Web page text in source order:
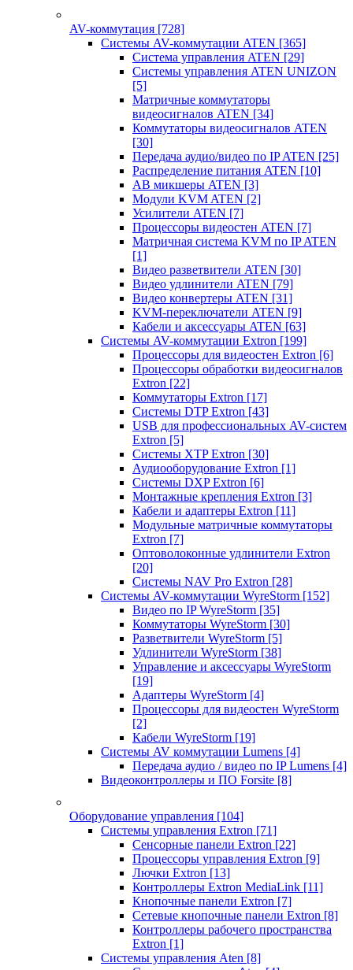
AV-коммутация [728]
Системы AV-коммутации ATEN [365]
Система управления ATEN [29]
Системы управления ATEN UNIZON
[5]
Матричные коммутаторы
видеосигналов ATEN [34]
Коммутаторы видеосигналов ATEN
[30]
Передача аудио/видео по IP ATEN [25]
Распределение питания ATEN [10]
АВ микшеры ATEN [3]
Модули KVM ATEN [2]
Усилители ATEN [7]
Процессоры видеостен ATEN [7]
Матричная система KVM по IP ATEN
[1]
Видео разветвители ATEN [30]
Видео удлинители ATEN [79]
Видео конвертеры ATEN [31]
KVM-переключатели ATEN [9]
Кабели и аксессуары ATEN [63]
Системы AV-коммутации Extron [199]
Процессоры для видеостен Extron [6]
Процессоры обработки видеосигналов
Extron [22]
Коммутаторы Extron [17]
Системы DTP Extron [43]
USB для профессиональных AV-систем
Extron [5]
Системы XTP Extron [30]
Аудиооборудование Extron [1]
Системы DXP Extron [6]
Монтажные крепления Extron [3]
Кабели и адаптеры Extron [11]
Модульные матричные коммутаторы
Extron [7]
Оптоволоконные удлинители Extron
[20]
Системы NAV Pro Extron [28]
Системы AV-коммутации WyreStorm [152]
Видео по IP WyreStorm [35]
Коммутаторы WyreStorm [30]
Разветвители WyreStorm [5]
Удлинители WyreStorm [38]
Управление и аксессуары WyreStorm
[19]
Адаптеры WyreStorm [4]
Процессоры для видеостен WyreStorm
[2]
Кабели WyreStorm [19]
Системы AV коммутации Lumens [4]
Передача аудио / видео по IP Lumens [4]
Видеоконтроллеры и ПО Forsite [8]
Оборудование управления [104]
Системы управления Extron [71]
Сенсорные панели Extron [22]
Процессоры управления Extron [9]
Лючки Extron [13]
Контроллеры Extron MediaLink [11]
Кнопочные панели Extron [7]
Сетевые кнопочные панели Extron [8]
Контроллеры рабочего пространства
Extron [1]
Системы управления Aten [8]